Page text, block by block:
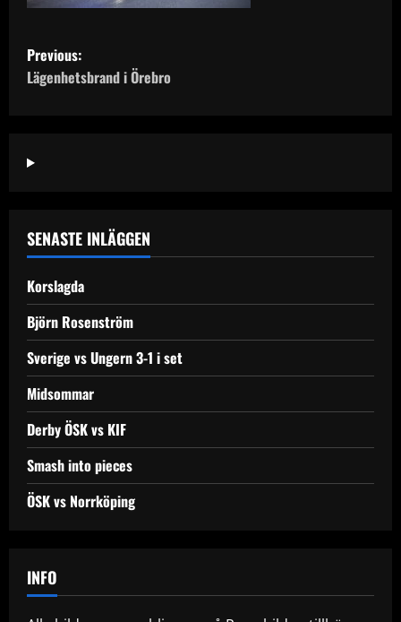
P
o
t
a
v
i
g
a
t
i
o
Previous:
Lägenhetsbrand i Örebro
SENASTE INLÄGGEN
Korslagda
Björn Rosenström
Sverige vs Ungern 3-1 i set
Midsommar
Derby ÖSK vs KIF
Smash into pieces
ÖSK vs Norrköping
INFO